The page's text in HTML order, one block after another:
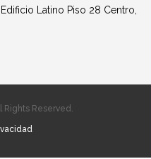
Latino Piso 28 Centro,
Reserved.